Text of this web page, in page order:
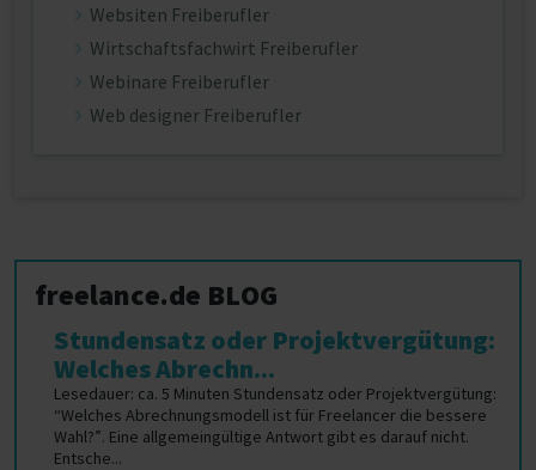
Websiten Freiberufler
Wirtschaftsfachwirt Freiberufler
Webinare Freiberufler
Web designer Freiberufler
freelance.de BLOG
Stundensatz oder Projektvergütung:
Welches Abrechn...
Lesedauer: ca. 5 Minuten Stundensatz oder Projektvergütung:
“Welches Abrechnungsmodell ist für Freelancer die bessere
Wahl?”. Eine allgemeingültige Antwort gibt es darauf nicht.
Entsche...